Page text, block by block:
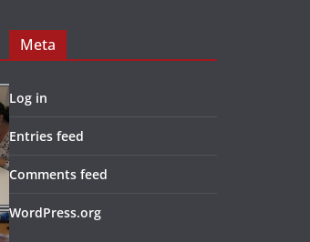
Meta
Log in
Entries feed
Comments feed
WordPress.org